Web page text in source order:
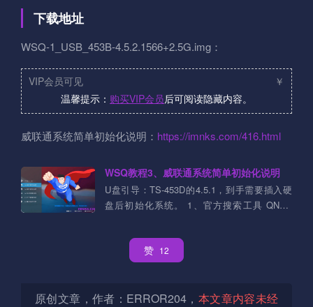
下载地址
WSQ-1_USB_453B-4.5.2.1566+2.5G.img：
温馨提示： 购买VIP会员后可阅读隐藏内容。
VIP会员可见 ￥
威联通系统简单初始化说明： https://imnks.com/416.html
WSQ教程3、威联通系统简单初始化说明
U盘引导：TS-453D的4.5.1，到手需要插入硬
盘后初始化系统。 1、官方搜索工具 QNAP
QNAP Qfinder Pro for ....
赞 12
原创文章，作者：ERROR204， 本文章内容未经